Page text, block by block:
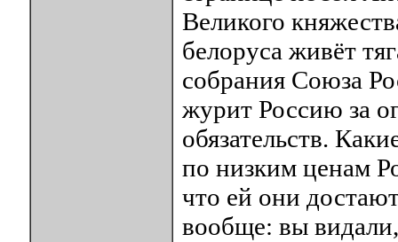
Великого
белоруса живёт
собрания Союза
журит Россию за
обязательств.
по низким ценам
что ей они
вообще: вы